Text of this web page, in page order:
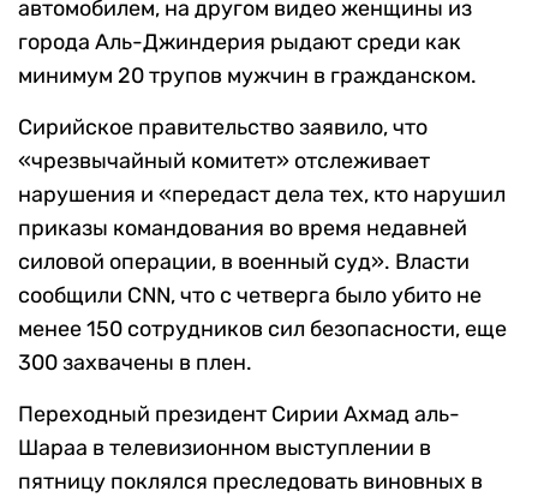
автомобилем, на другом видео женщины из
города Аль-Джиндерия рыдают среди как
минимум 20 трупов мужчин в гражданском.
Сирийское правительство заявило, что
«чрезвычайный комитет» отслеживает
нарушения и «передаст дела тех, кто нарушил
приказы командования во время недавней
силовой операции, в военный суд». Власти
сообщили СNN, что с четверга было убито не
менее 150 сотрудников сил безопасности, еще
300 захвачены в плен.
Переходный президент Сирии Ахмад аль-
Шараа в телевизионном выступлении в
пятницу поклялся преследовать виновных в